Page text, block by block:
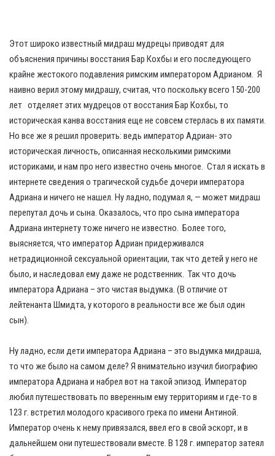
Этот широко известный мидраш мудрецы приводят для
объяснения причины восстания Бар Кохбы и его последующего
крайне жестокого подавления римским императором Адрианом. Я
наивно верил этому мидрашу, считая, что поскольку всего 150-200
лет отделяет этих мудрецов от восстания Бар Кохбы, то
историческая канва восстания еще не совсем стерлась в их памяти.
Но все же я решил проверить: ведь император Адриан- это
историческая личность, описанная несколькими римскими
историками, и нам про него известно очень многое. Стал я искать в
интернете сведения о трагической судьбе дочери императора
Адриана и ничего не нашел. Ну ладно, подумал я, — может мидраш
перепутал дочь и сына. Оказалось, что про сына императора
Адриана интернету тоже ничего не известно. Более того,
выясняется, что император Адриан придерживался
нетрадиционной сексуальной ориентации, так что детей у него не
было, и наследовал ему даже не родственник. Так что дочь
императора Адриана – это чистая выдумка. (В отличие от
лейтенанта Шмидта, у которого в реальности все же был один
сын).
Ну ладно, если дети императора Адриана – это выдумка мидраша,
то что же было на самом деле? Я внимательно изучил биографию
императора Адриана и набрел вот на такой эпизод. Император
любил путешествовать по вверенным ему территориям и где-то в
123 г. встретил молодого красивого грека по имени Антиной.
Император очень к нему привязался, ввел его в свой эскорт, и в
дальнейшем они путешествовали вместе. В 128 г. император затеял